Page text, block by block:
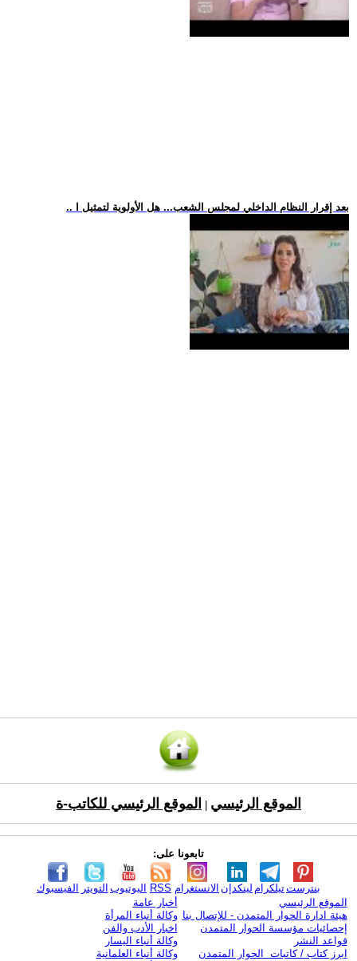
.. بعد إقرار النظام الداخلي لمجلس الشعب... هل الأولوية لتمثيل ا
الموقع الرئيسي الموقع الرئيسي للكاتب-ة
تابعونا على:
الفيسبوك التويتر اليوتيوب RSS الانستغرام لينكدإن تيلكرامبنترست
الموقع الرئيسي
هيئة ادارة الحوار المتمدن - للإتصال بنا
إحصائيات مؤسسة الحوار المتمدن
قواعد النشر
ابرز كتاب / كاتبات الحوار المتمدن
أخبار عامة
وكالة أنباء المرأة
اخبار الأدب والفن
وكالة أنباء اليسار
وكالة أنباء العلمانية